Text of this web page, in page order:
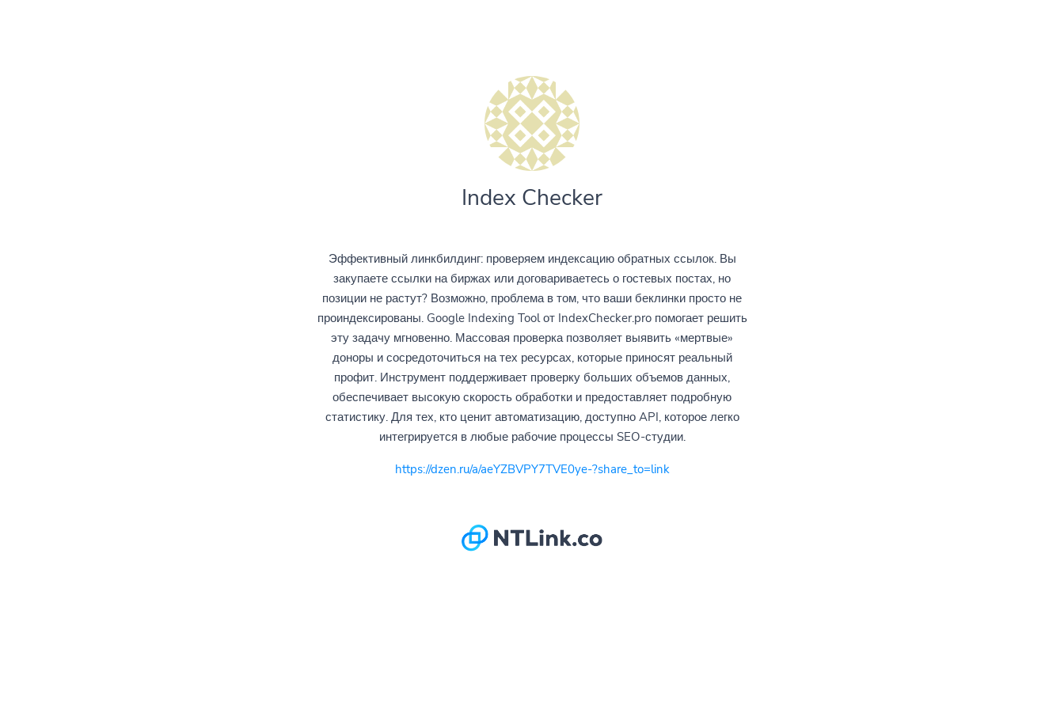
Index Checker
Эффективный линкбилдинг: проверяем индексацию обратных ссылок. Вы
закупаете ссылки на биржах или договариваетесь о гостевых постах, но
позиции не растут? Возможно, проблема в том, что ваши беклинки просто не
проиндексированы. Google Indexing Tool от IndexChecker.pro помогает решить
эту задачу мгновенно. Массовая проверка позволяет выявить «мертвые»
доноры и сосредоточиться на тех ресурсах, которые приносят реальный
профит. Инструмент поддерживает проверку больших объемов данных,
обеспечивает высокую скорость обработки и предоставляет подробную
статистику. Для тех, кто ценит автоматизацию, доступно API, которое легко
интегрируется в любые рабочие процессы SEO-студии.
https://dzen.ru/a/aeYZBVPY7TVE0ye-?share_to=link